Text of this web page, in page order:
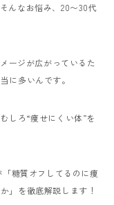
そんなお悩み、20〜30代
ージが広がっているた
に多いんです。
むしろ“痩せにくい体”を
糖質オフしてるのに痩
」を徹底解説します！